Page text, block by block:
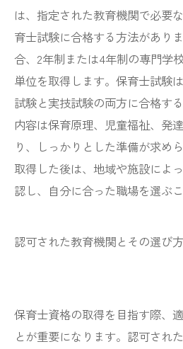
は、指定された教育機関で必要
育士試験に合格する方法があり
合、2年制または4年制の専門学
単位を取得します。保育士試験
試験と実技試験の両方に合格す
内容は保育原理、児童福祉、発
り、しっかりとした準備が求め
取得した後は、地域や施設によ
認し、自分に合った職場を選ぶ
認可された教育機関とその選び方
保育士資格の取得を目指す際、
とが重要になります。認可され